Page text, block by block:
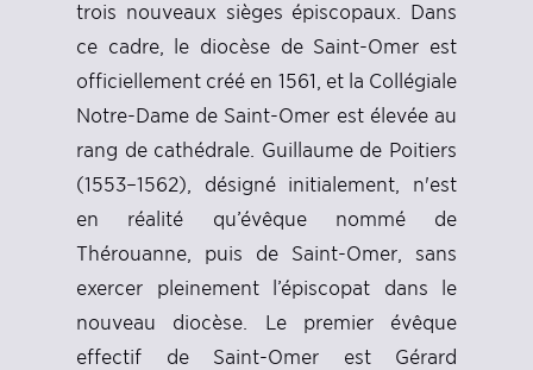
trois nouveaux sièges épiscopaux. Dans
ce cadre, le diocèse de Saint-Omer est
officiellement créé en 1561, et la Collégiale
Notre-Dame de Saint-Omer est élevée au
rang de cathédrale. Guillaume de Poitiers
(1553–1562), désigné initialement, n'est
en réalité qu’évêque nommé de
Thérouanne, puis de Saint-Omer, sans
exercer pleinement l’épiscopat dans le
nouveau diocèse. Le premier évêque
effectif de Saint-Omer est Gérard